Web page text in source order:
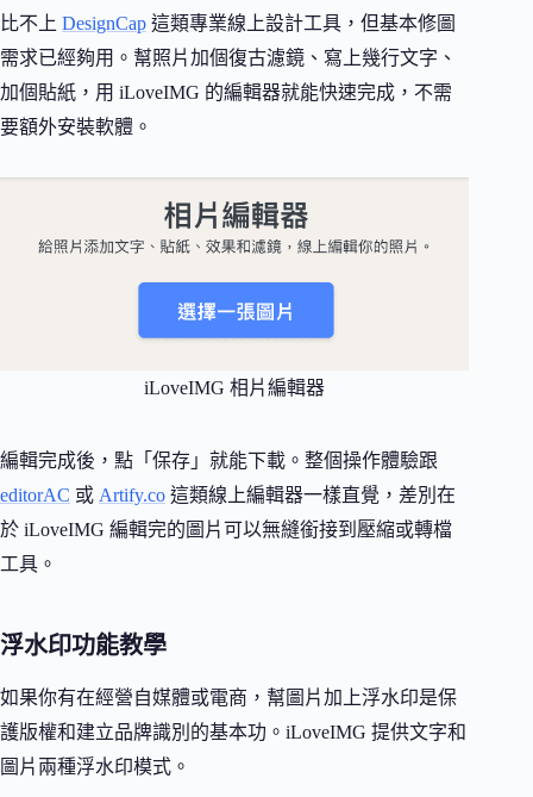
比不上 DesignCap 這類專業線上設計工具，但基本修圖
需求已經夠用。幫照片加個復古濾鏡、寫上幾行文字、
加個貼紙，用 iLoveIMG 的編輯器就能快速完成，不需
要額外安裝軟體。
iLoveIMG 相片編輯器
編輯完成後，點「保存」就能下載。整個操作體驗跟
editorAC 或 Artify.co 這類線上編輯器一樣直覺，差別在
於 iLoveIMG 編輯完的圖片可以無縫銜接到壓縮或轉檔
工具。
浮水印功能教學
如果你有在經營自媒體或電商，幫圖片加上浮水印是保
護版權和建立品牌識別的基本功。iLoveIMG 提供文字和
圖片兩種浮水印模式。